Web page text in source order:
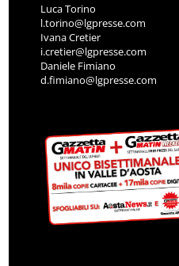
Luca Torino
l.torino@lgpresse.com
Ivana Cretier
i.cretier@lgpresse.com
Daniele Fimiano
d.fimiano@lgpresse.com